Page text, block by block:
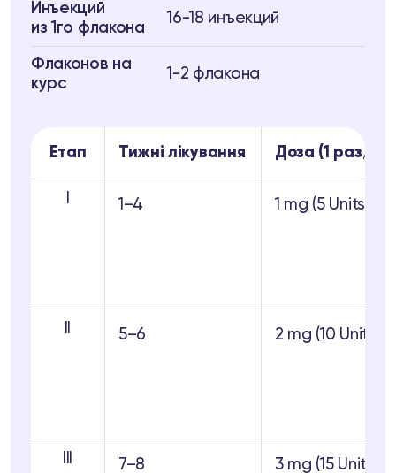
Инъекций
из 1го флакона
16-18 инъекций
Флаконов на
курс
1-2 флакона
Етап Тижні лікування Доза (1 раз/
1–4 1 mg (5 Units)
5–6 2 mg (10 Units)
7–8 3 mg (15 Units)